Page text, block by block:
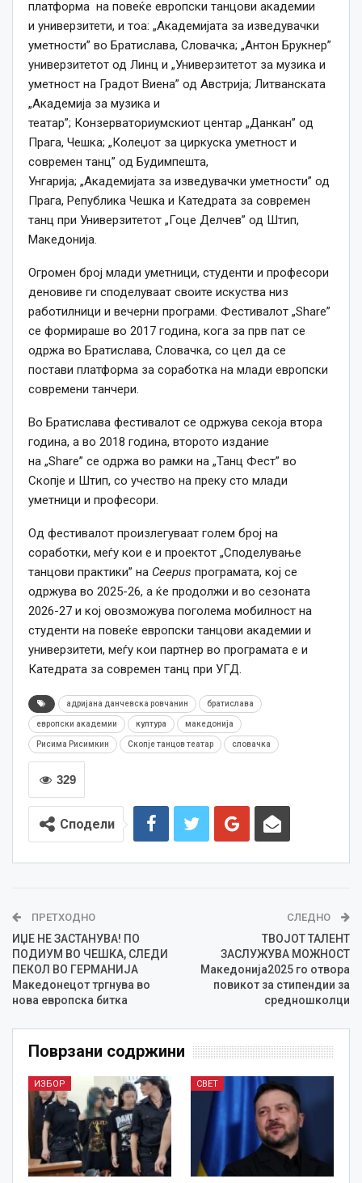
платформа на повеќе европски танцови академии
и универзитети, и тоа: „Академијата за изведувачки
уметности” во Братислава, Словачка; „Антон Брукнер”
универзитетот од Линц и „Универзитетот за музика и
уметност на Градот Виена” од Австрија; Литванската
„Академија за музика и
театар”; Конзерваториумскиот центар „Данкан” од
Прага, Чешка; „Колеџот за циркуска уметност и
современ танц” од Будимпешта,
Унгарија; „Академијата за изведувачки уметности” од
Прага, Република Чешка и Катедрата за современ
танц при Универзитетот „Гоце Делчев” од Штип,
Македонија.
Огромен број млади уметници, студенти и професори
деновиве ги споделуваат своите искуства низ
работилници и вечерни програми. Фестивалот „Share”
се формираше во 2017 година, кога за прв пат се
одржа во Братислава, Словачка, со цел да се
постави платформа за соработка на млади европски
современи танчери.
Во Братислава фестивалот се одржува секоја втора
година, а во 2018 година, второто издание
на „Share” се одржа во рамки на „Танц Фест” во
Скопје и Штип, со учество на преку сто млади
уметници и професори.
Од фестивалот произлегуваат голем број на
соработки, меѓу кои е и проектот „Споделување
танцови практики” на Ceepus програмата, кој се
одржува во 2025-26, а ќе продолжи и во сезоната
2026-27 и кој овозможува поголема мобилност на
студенти на повеќе европски танцови академии и
универзитети, меѓу кои партнер во програмата е и
Катедрата за современ танц при УГД.
адријана данчевска ровчанин братислава
европски академии култура македонија
Рисима Рисимкин Скопје танцов театар словачка
329
Сподели
ПРЕТХОДНО
ИЏЕ НЕ ЗАСТАНУВА! ПО
ПОДИУМ ВО ЧЕШКА, СЛЕДИ
ПЕКОЛ ВО ГЕРМАНИЈА
Македонецот тргнува во
нова европска битка
СЛЕДНО
ТВОЈОТ ТАЛЕНТ
ЗАСЛУЖУВА МОЖНОСТ
Македонија2025 го отвора
повикот за стипендии за
средношколци
Поврзани содржини
ИЗБОР СВЕТ